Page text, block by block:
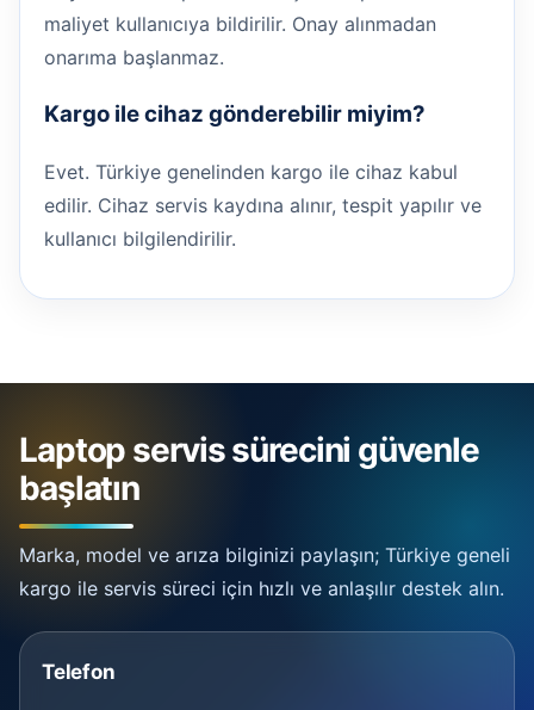
maliyet kullanıcıya bildirilir. Onay alınmadan
onarıma başlanmaz.
Kargo ile cihaz gönderebilir miyim?
Evet. Türkiye genelinden kargo ile cihaz kabul
edilir. Cihaz servis kaydına alınır, tespit yapılır ve
kullanıcı bilgilendirilir.
Laptop servis sürecini güvenle
başlatın
Marka, model ve arıza bilginizi paylaşın; Türkiye geneli
kargo ile servis süreci için hızlı ve anlaşılır destek alın.
Telefon